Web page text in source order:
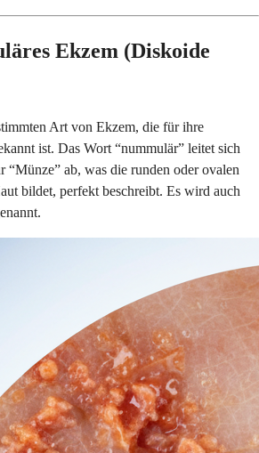
Ekzem (Diskoide
Art von Ekzem, die für ihre
ist. Das Wort “nummulär” leitet sich
“Münze” ab, was die runden oder ovalen
bildet, perfekt beschreibt. Es wird auch